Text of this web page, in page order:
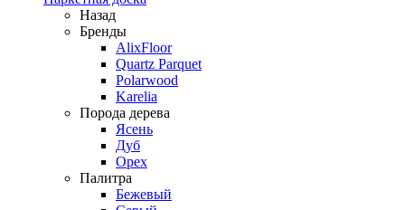
Назад
Бренды
AlixFloor
Quartz Parquet
Polarwood
Karelia
Порода дерева
Ясень
Дуб
Орех
Палитра
Бежевый